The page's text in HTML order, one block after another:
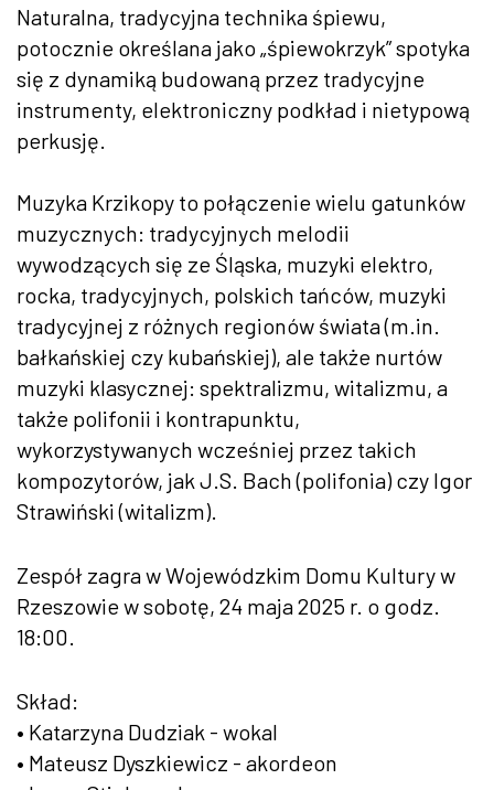
Naturalna, tradycyjna technika śpiewu,
potocznie określana jako „śpiewokrzyk” spotyka
się z dynamiką budowaną przez tradycyjne
instrumenty, elektroniczny podkład i nietypową
perkusję.
Muzyka Krzikopy to połączenie wielu gatunków
muzycznych: tradycyjnych melodii
wywodzących się ze Śląska, muzyki elektro,
rocka, tradycyjnych, polskich tańców, muzyki
tradycyjnej z różnych regionów świata (m.in.
bałkańskiej czy kubańskiej), ale także nurtów
muzyki klasycznej: spektralizmu, witalizmu, a
także polifonii i kontrapunktu,
wykorzystywanych wcześniej przez takich
kompozytorów, jak J.S. Bach (polifonia) czy Igor
Strawiński (witalizm).
Zespół zagra w Wojewódzkim Domu Kultury w
Rzeszowie w sobotę, 24 maja 2025 r. o godz.
18:00.
Skład:
• Katarzyna Dudziak - wokal
• Mateusz Dyszkiewicz - akordeon